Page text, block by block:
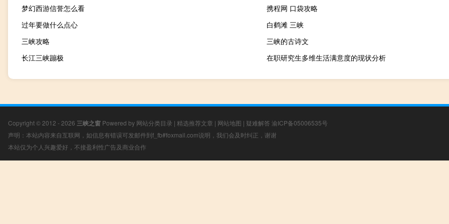
梦幻西游信誉怎么看
携程网 口袋攻略
过年要做什么点心
白鹤滩 三峡
三峡攻略
三峡的古诗文
长江三峡蹦极
在职研究生多维生活满意度的现状分析
Copyright © 2012 - 2026 三峡之窗 Powered by 网站分类目录 | 精选推荐文章 | 网站地图 | 疑难解答 渝ICP备05006535号
声明：本站内容来自互联网，如信息有错误可发邮件到f_fb#foxmail.com说明，我们会及时纠正，谢谢
本站仅为个人兴趣爱好，不接盈利性广告及商业合作